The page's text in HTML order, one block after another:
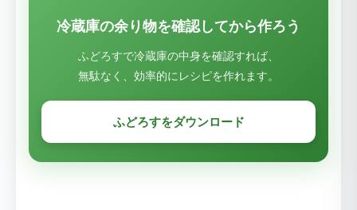
冷蔵庫の余り物を確認してから作ろう
ふどろすで冷蔵庫の中身を確認すれば、
無駄なく、効率的にレシピを作れます。
ふどろすをダウンロード